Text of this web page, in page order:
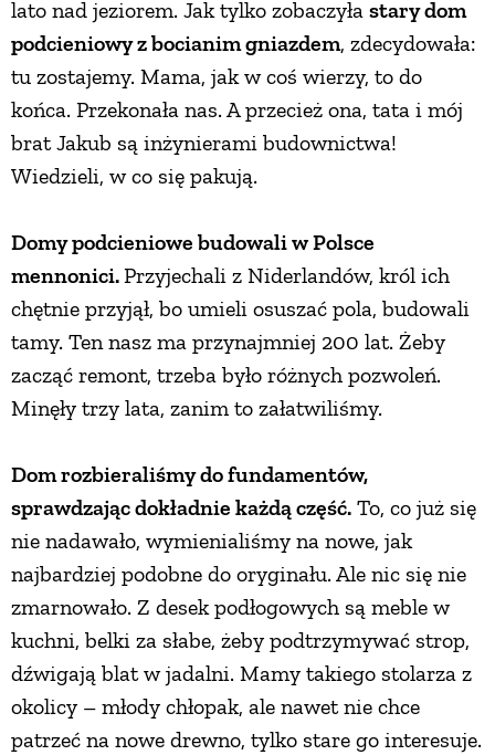
lato nad jeziorem. Jak tylko zobaczyła stary dom
podcieniowy z bocianim gniazdem, zdecydowała:
tu zostajemy. Mama, jak w coś wierzy, to do
końca. Przekonała nas. A przecież ona, tata i mój
brat Jakub są inżynierami budownictwa!
Wiedzieli, w co się pakują.
Domy podcieniowe budowali w Polsce
mennonici.Przyjechali z Niderlandów, król ich
chętnie przyjął, bo umieli osuszać pola, budowali
tamy. Ten nasz ma przynajmniej 200 lat. Żeby
zacząć remont, trzeba było różnych pozwoleń.
Minęły trzy lata, zanim to załatwiliśmy.
Dom rozbieraliśmy do fundamentów,
sprawdzając dokładnie każdą część. To, co już się
nie nadawało, wymienialiśmy na nowe, jak
najbardziej podobne do oryginału. Ale nic się nie
zmarnowało. Z desek podłogowych są meble w
kuchni, belki za słabe, żeby podtrzymywać strop,
dźwigają blat w jadalni. Mamy takiego stolarza z
okolicy – młody chłopak, ale nawet nie chce
patrzeć na nowe drewno, tylko stare go interesuje.